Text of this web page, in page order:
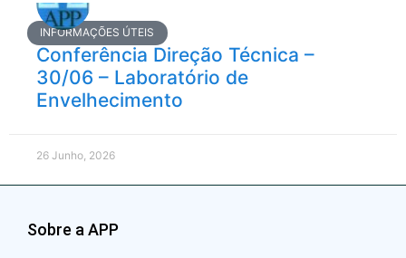
INFORMAÇÕES ÚTEIS
Conferência Direção Técnica –
30/06 – Laboratório de
Envelhecimento
26 Junho, 2026
Sobre a APP